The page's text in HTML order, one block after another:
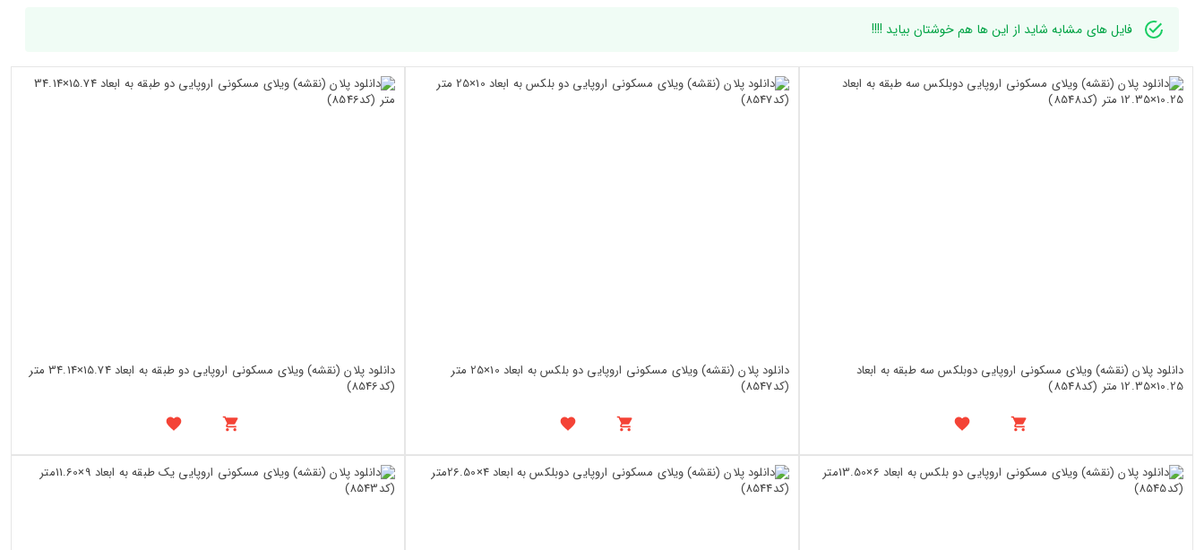
فایل های مشابه شاید از این ها هم خوشتان بیاید !!!!
دانلود پلان (نقشه) ویلای مسکونی اروپایی دوبلکس سه طبقه به ابعاد
10.25×12.35 متر (کد8548)
دانلود پلان (نقشه) ویلای مسکونی اروپایی دو بلکس به ابعاد 10×25 متر
(کد8547)
دانلود پلان (نقشه) ویلای مسکونی اروپایی دو طبقه به ابعاد 15.74×34.14 متر
(کد8546)